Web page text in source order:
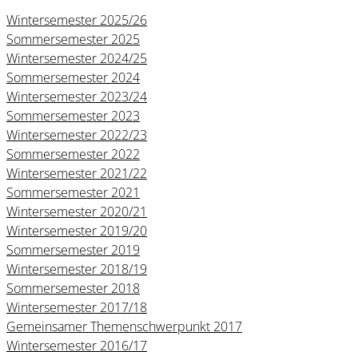
Wintersemester 2025/26
Sommersemester 2025
Wintersemester 2024/25
Sommersemester 2024
Wintersemester 2023/24
Sommersemester 2023
Wintersemester 2022/23
Sommersemester 2022
Wintersemester 2021/22
Sommersemester 2021
Wintersemester 2020/21
Wintersemester 2019/20
Sommersemester 2019
Wintersemester 2018/19
Sommersemester 2018
Wintersemester 2017/18
Gemeinsamer Themenschwerpunkt 2017
Wintersemester 2016/17